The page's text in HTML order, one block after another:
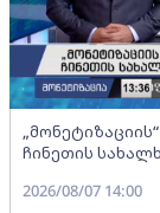
ჩინეთის
2026/08/07 14:00